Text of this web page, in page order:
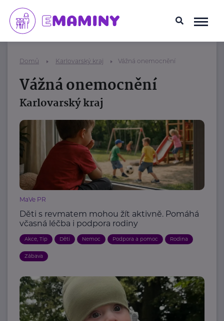
Domů Karlovarský kraj Vážná onemocnění
Vážná onemocnění
Karlovarský kraj
MaVe PR
Děti s revmatem mohou žít aktivně. Pomáhá
včasná léčba i podpora rodiny
Akce, Tip Děti Nemoc Podpora a pomoc Rodina
Zábava